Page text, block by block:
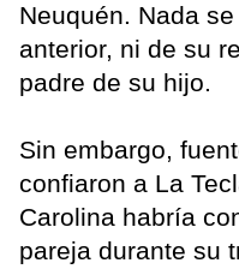
Neuquén. Nada
anterior, ni de su
padre de su hijo.
Sin embargo,
confiaron a La
Carolina habría
pareja durante su